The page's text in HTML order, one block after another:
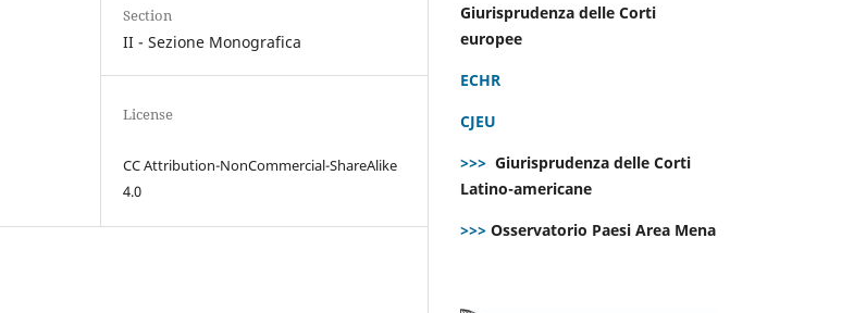
Section
II - Sezione Monografica
License
CC Attribution-NonCommercial-ShareAlike
4.0
Giurisprudenza delle Corti
europee
ECHR
CJEU
>>> Giurisprudenza delle Corti
Latino-americane
>>> Osservatorio Paesi Area Mena